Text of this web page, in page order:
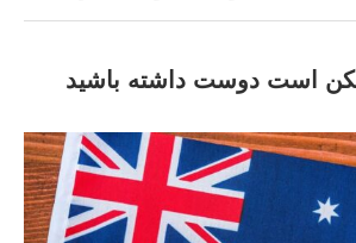
است دوست داشته باشید